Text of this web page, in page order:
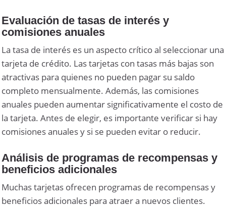
Evaluación de tasas de interés y
comisiones anuales
La tasa de interés es un aspecto crítico al seleccionar una
tarjeta de crédito. Las tarjetas con tasas más bajas son
atractivas para quienes no pueden pagar su saldo
completo mensualmente. Además, las comisiones
anuales pueden aumentar significativamente el costo de
la tarjeta. Antes de elegir, es importante verificar si hay
comisiones anuales y si se pueden evitar o reducir.
Análisis de programas de recompensas y
beneficios adicionales
Muchas tarjetas ofrecen programas de recompensas y
beneficios adicionales para atraer a nuevos clientes.